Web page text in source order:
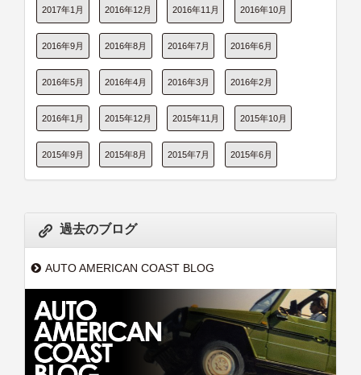
2017年1月 2016年12月 2016年11月 2016年10月
2016年9月 2016年8月 2016年7月 2016年6月
2016年5月 2016年4月 2016年3月 2016年2月
2016年1月 2015年12月 2015年11月 2015年10月
2015年9月 2015年8月 2015年7月 2015年6月
過去のブログ
AUTO AMERICAN COAST BLOG